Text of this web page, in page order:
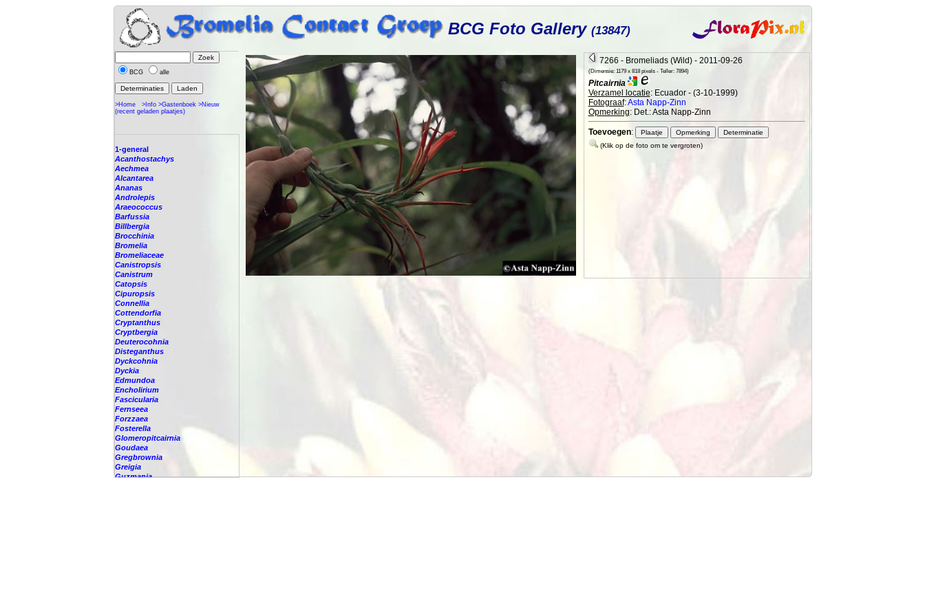
BCG Foto Gallery (13847)
BCG alle
>Home >Info >Gastenboek >Nieuw
(recent geladen plaatjes)
1-general
Acanthostachys
Aechmea
Alcantarea
Ananas
Androlepis
Araeococcus
Barfussia
Billbergia
Brocchinia
Bromelia
Bromeliaceae
Canistropsis
Canistrum
Catopsis
Cipuropsis
Connellia
Cottendorfia
Cryptanthus
Cryptbergia
Deuterocohnia
Disteganthus
Dyckcohnia
Dyckia
Edmundoa
Encholirium
Fascicularia
Fernseea
Forzzaea
Fosterella
Glomeropitcairnia
Goudaea
Gregbrownia
Greigia
Guzmania
7266 - Bromeliads (Wild) - 2011-09-26
(Dimensie: 1179 x 818 pixels - Teller: 7894)
Pitcairnia
Verzamel locatie: Ecuador - (3-10-1999)
Fotograaf:Asta Napp-Zinn
Opmerking: Det.: Asta Napp-Zinn
Toevoegen:
(Klik op de foto om te vergroten)